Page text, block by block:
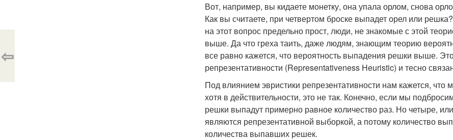
Вот, например, вы кидаете монетку, она упала орлом, снова
Как вы считаете, при четвертом броске выпадет орел или
на этот вопрос предельно прост, люди, не знакомые с этой
выше. Да что греха таить, даже людям, знающим теорию
все равно кажется, что вероятность выпадения решки выше.
репрезентативности (Representativeness Heuristic) и тесно
Под влиянием эвристики репрезентативности нам кажется,
хотя в действительности, это не так. Конечно, если мы
решки выпадут примерно равное количество раз. Но четыре,
являются репрезентативной выборкой, а потому количество
количества выпавших решек.
⇦